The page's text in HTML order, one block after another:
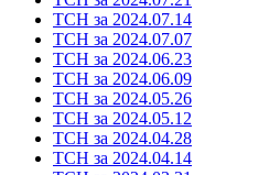
ТСН за 2024.07.14
ТСН за 2024.07.07
ТСН за 2024.06.23
ТСН за 2024.06.09
ТСН за 2024.05.26
ТСН за 2024.05.12
ТСН за 2024.04.28
ТСН за 2024.04.14